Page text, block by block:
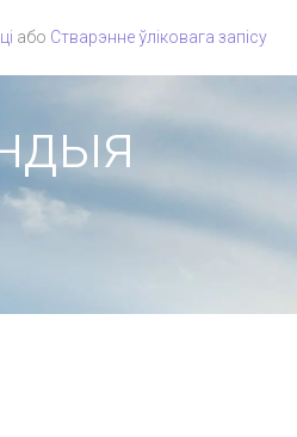
або Стварэнне ўліковага запісу